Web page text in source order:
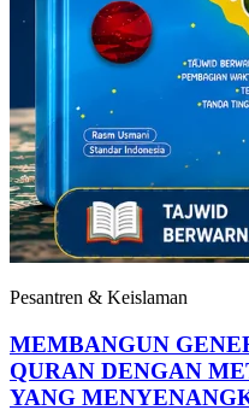
Pesantren & Keislaman
MEMBANGUN
QURAN DENGAN
YANG